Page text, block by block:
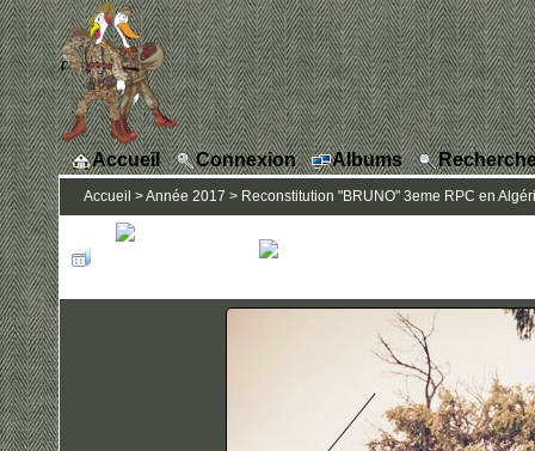
Accueil Connexion Albums
Accueil >Année 2017 > Reconstitution "BRUNO" 3eme RPC en